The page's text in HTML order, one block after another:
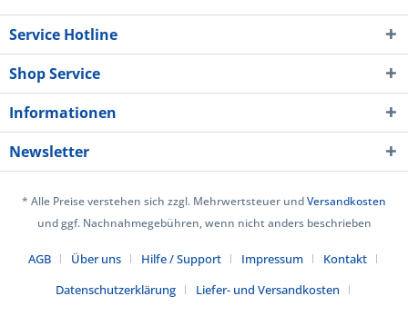
Service Hotline
Shop Service
Informationen
Newsletter
* Alle Preise verstehen sich zzgl. Mehrwertsteuer undVersandkosten
und ggf. Nachnahmegebühren, wenn nicht anders beschrieben
AGB Über uns Hilfe / Support Impressum
Kontakt
Datenschutzerklärung
Liefer- und Versandkosten